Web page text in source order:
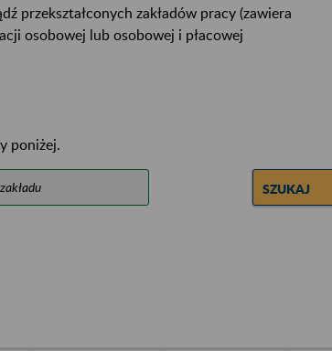
przekształconych zakładów pracy (zawiera
osobowej lub osobowej i płacowej
poniżej.
SZUKAJ